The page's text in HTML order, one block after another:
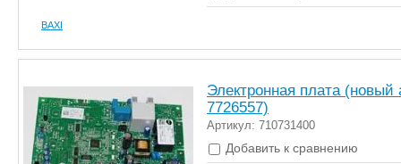
BAXI
Электронная плата (новый
7726557)
Артикул: 710731400
Добавить к сравнению